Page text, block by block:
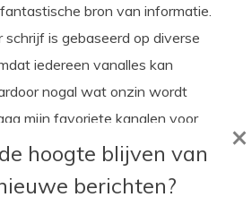
bron van informatie.
is gebaseerd op diverse
iedereen vanalles kan
nogal wat onzin wordt
mijn favoriete kanalen voor
journalistiek.
hoogte blijven van
berichten?
×